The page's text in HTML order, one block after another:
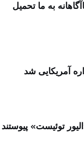
به ما تحمیل
آمریکایی شد
توئیست» پیوستند